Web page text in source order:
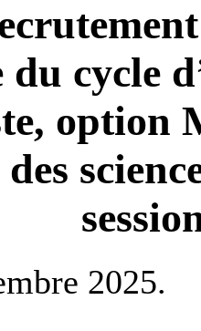
du cycle
option
2025.